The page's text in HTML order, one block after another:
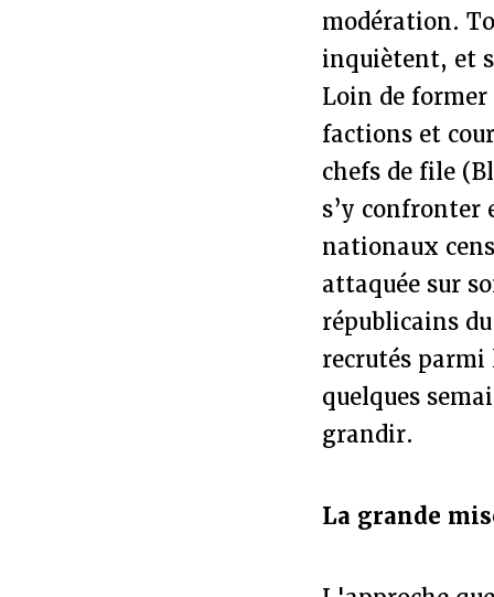
modération.
inquiètent, et
Loin de
factions et
chefs de file
s’y confronter
nationaux
attaquée sur
républicains
recrutés parmi
quelques
grandir.
La grande